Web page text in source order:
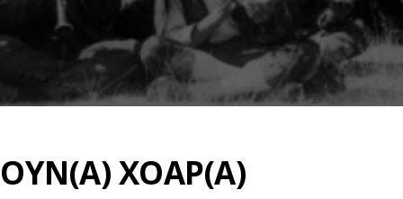
ΟΎΝ(Α) ΧΟΆΡ(Α)